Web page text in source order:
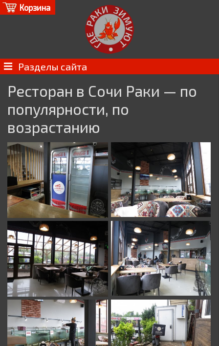
Корзина
Разделы сайта
Ресторан в Сочи Раки — по
популярности, по
возрастанию